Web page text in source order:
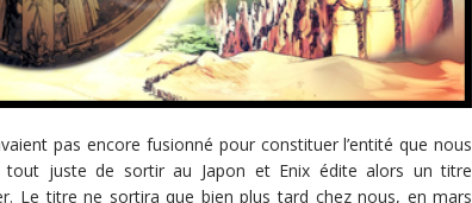
pas encore fusionné pour constituer l’entité que nous
tout juste de sortir au Japon et Enix édite alors un titre
Le titre ne sortira que bien plus tard chez nous, en mars